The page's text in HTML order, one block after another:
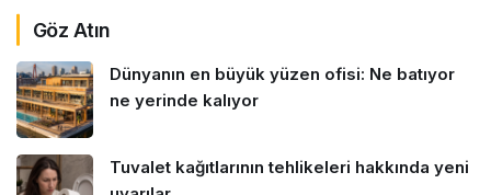
Göz Atın
Dünyanın en büyük yüzen ofisi: Ne batıyor
ne yerinde kalıyor
Tuvalet kağıtlarının tehlikeleri hakkında yeni